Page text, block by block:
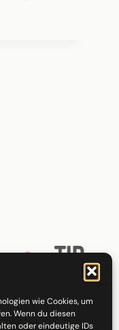
wie Cookies, um
Wenn du diesen
oder eindeutige IDs